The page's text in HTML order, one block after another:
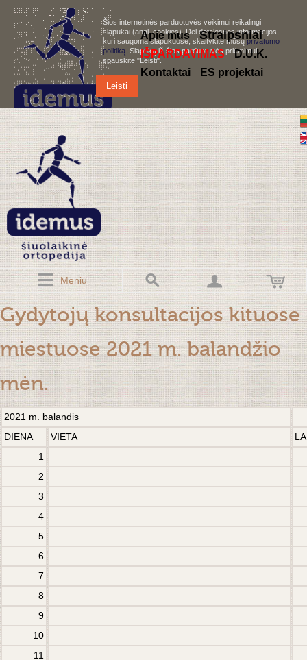
Šios internetinės parduotuvės veikimui reikalingi
slapukai (angl. cookies). Dėl detalesnės informacijos,
kuri saugoma slapukuose, skaitykite mūsųprivatumo
politiką . Slapukų iš šios parduotuvės priėmimui,
spauskite "Leisti".
Leisti
Meniu
Apie mus Straipsniai
IŠPARDAVIMAS
D.U.K.
Kontaktai
ES projektai
Gydytojų konsultacijos kituose
miestuose 2021 m. balandžio
mėn.
2021 m. balandis
DIENA
VIETA
1
2
3
4
5
6
7
8
9
10
11